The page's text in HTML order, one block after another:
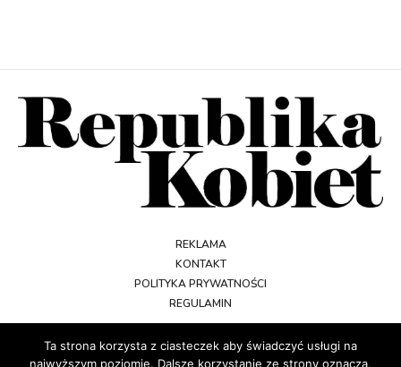
REKLAMA
KONTAKT
POLITYKA PRYWATNOŚCI
REGULAMIN
Ta strona korzysta z ciasteczek aby świadczyć usługi na
najwyższym poziomie. Dalsze korzystanie ze strony oznacza,